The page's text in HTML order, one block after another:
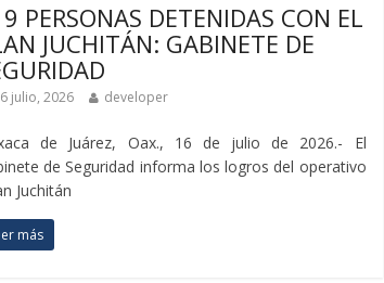
PERSONAS DETENIDAS CON EL
JUCHITÁN: GABINETE DE
julio, 2026 developer
de Juárez, Oax., 16 de julio de 2026.- El
de Seguridad informa los logros del operativo
Juchitán
más